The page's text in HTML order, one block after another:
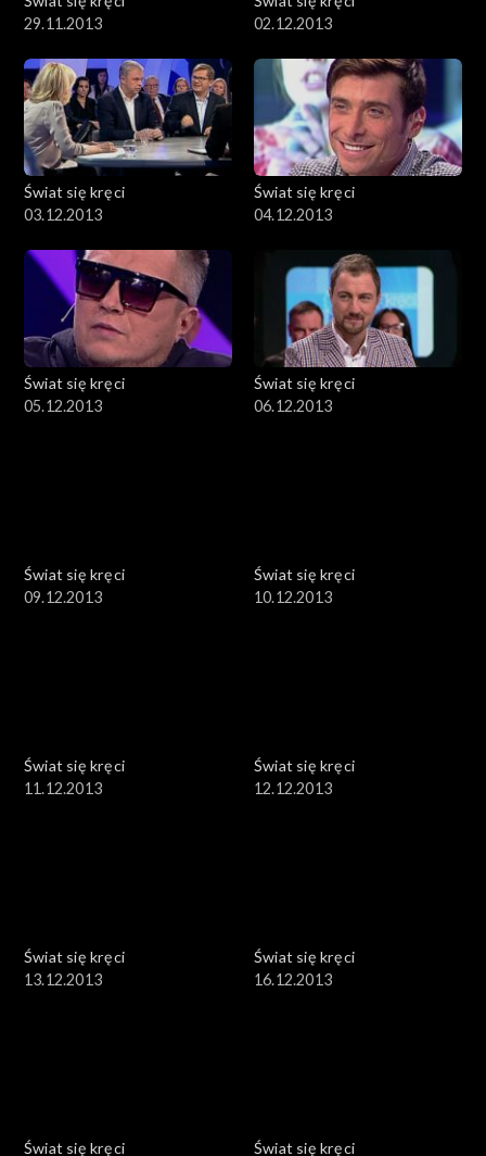
29.11.2013
02.12.2013
Świat się kręci
03.12.2013
Świat się kręci
04.12.2013
Świat się kręci
05.12.2013
Świat się kręci
06.12.2013
Świat się kręci
09.12.2013
Świat się kręci
10.12.2013
Świat się kręci
11.12.2013
Świat się kręci
12.12.2013
Świat się kręci
13.12.2013
Świat się kręci
16.12.2013
Świat się kręci
Świat się kręci